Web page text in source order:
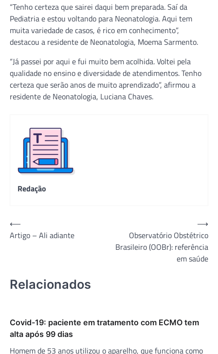
“Tenho certeza que sairei daqui bem preparada. Saí da
Pediatria e estou voltando para Neonatologia. Aqui tem
muita variedade de casos, é rico em conhecimento”,
destacou a residente de Neonatologia, Moema Sarmento.
“Já passei por aqui e fui muito bem acolhida. Voltei pela
qualidade no ensino e diversidade de atendimentos. Tenho
certeza que serão anos de muito aprendizado”, afirmou a
residente de Neonatologia, Luciana Chaves.
Redação
Navegação
de
⟵
Artigo – Ali adiante
Observatório Obstétrico
Brasileiro (OOBr): referência
em saúde
⟶
Relacionados
Covid-19: paciente em tratamento com ECMO tem
alta após 99 dias
Homem de 53 anos utilizou o aparelho, que funciona como